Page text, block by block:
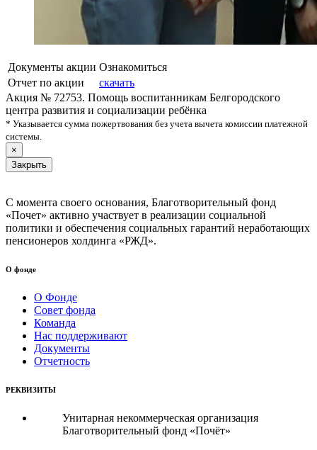
Документы акции Ознакомиться
Отчет по акции
скачать
Акция № 72753. Помощь воспитанникам Белгородского
центра развития и социализации ребёнка
* Указывается сумма пожертвования без учета вычета комиссии платежной
системы.
×
Закрыть
С момента своего основания, Благотворительный фонд
«Почет» активно участвует в реализации социальной
политики и обеспечения социальных гарантий неработающих
пенсионеров холдинга «РЖД».
О фонде
О Фонде
Совет фонда
Команда
Нас поддерживают
Документы
Отчетность
РЕКВИЗИТЫ
Унитарная некоммерческая организация
Благотворительный фонд «Почёт»